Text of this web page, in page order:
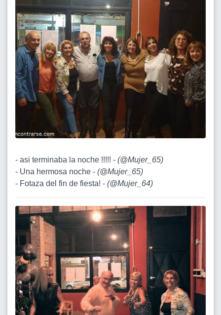
- asi terminaba la noche !!!!! - (@Mujer_65)
- Una hermosa noche - (@Mujer_65)
- Fotaza del fin de fiesta! - (@Mujer_64)